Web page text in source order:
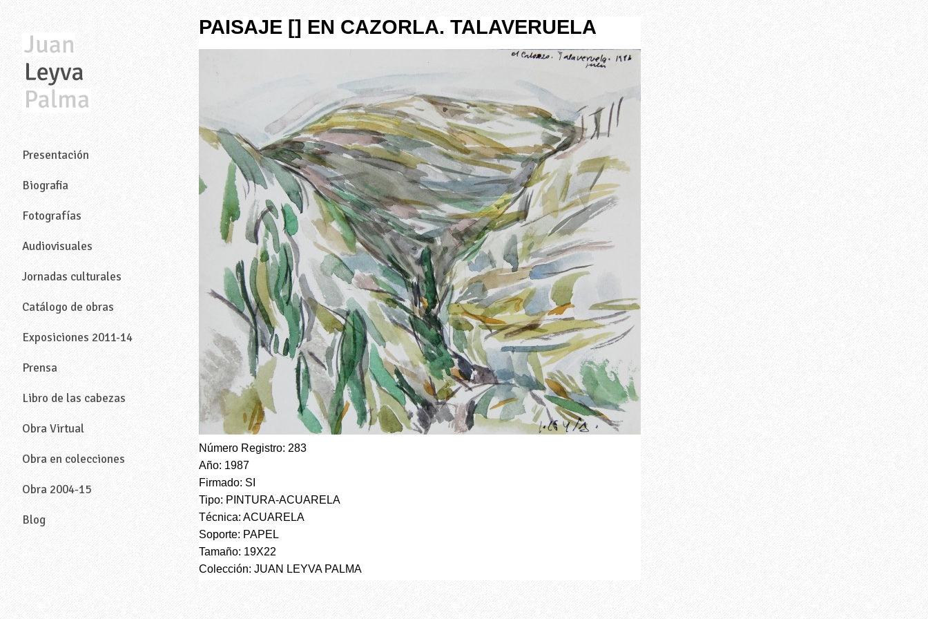
Presentación
Biografia
Fotografías
Audiovisuales
Jornadas culturales
Catálogo de obras
Exposiciones 2011-14
Prensa
Libro de las cabezas
Obra Virtual
Obra en colecciones
Obra 2004-15
Blog
PAISAJE [] EN CAZORLA. TALAVERUELA
Número Registro: 283
Año: 1987
Firmado: SI
Tipo: PINTURA-ACUARELA
Técnica: ACUARELA
Soporte: PAPEL
Tamaño: 19X22
Colección: JUAN LEYVA PALMA